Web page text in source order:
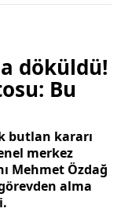
döküldü!
Bu
butlan kararı
merkez
Mehmet Özdağ
alma